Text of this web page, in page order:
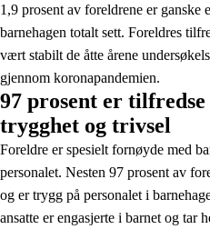
1,9 prosent av foreldrene er
barnehagen totalt sett. Foreldres
vært stabilt de åtte årene
gjennom koronapandemien.
97 prosent er
trygghet og trivsel
Foreldre er spesielt fornøyde med
personalet. Nesten 97 prosent av
og er trygg på personalet i
ansatte er engasjerte i barnet og tar